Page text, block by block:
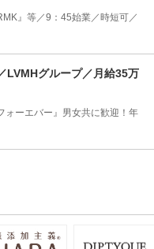
』等／9：45始業／時短可／
LVMHグループ／月給35万
ォーエバー』男女共に歓迎！年